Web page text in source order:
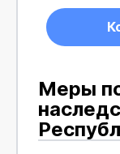
Меры